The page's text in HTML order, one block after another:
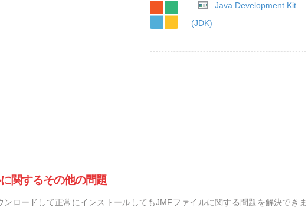
Java Development Kit
(JDK)
関するその他の問題
ンロードして正常にインストールしてもJMFファイルに関する問題を解決できま